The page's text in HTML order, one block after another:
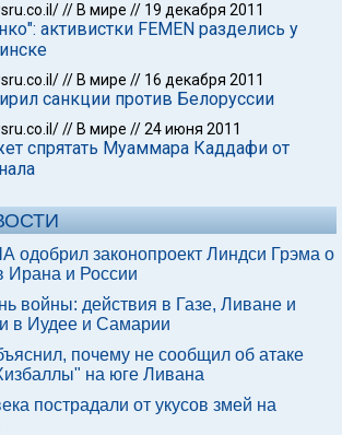
// В мире // 19 декабря 2011
активистки FEMEN разделись у
// В мире // 16 декабря 2011
санкции против Белоруссии
// В мире //24 июня 2011
спрятать Муаммара Каддафи от
одобрил законопроект Линдси Грэма о
Ирана и России
войны: действия в Газе, Ливане и
в Иудее и Самарии
почему не сообщил об атаке
на юге Ливана
пострадали от укусов змей на